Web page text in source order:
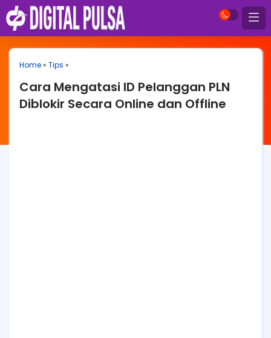
Home» Tips »
Cara Mengatasi ID Pelanggan PLN
Diblokir Secara Online dan Offline